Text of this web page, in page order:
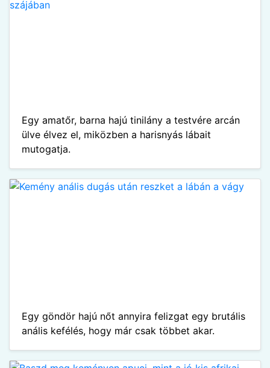
Egy amatőr, barna hajú tinilány a testvére arcán
ülve élvez el, miközben a harisnyás lábait
mutogatja.
Egy göndör hajú nőt annyira felizgat egy brutális
anális kefélés, hogy már csak többet akar.